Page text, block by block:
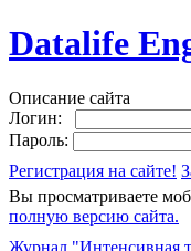
Datalife
Описание сайта
Логин:
Пароль:
Регистрация на сайте!
Вы просматриваете
полную версию сайта.
Журнал "Интенсивная